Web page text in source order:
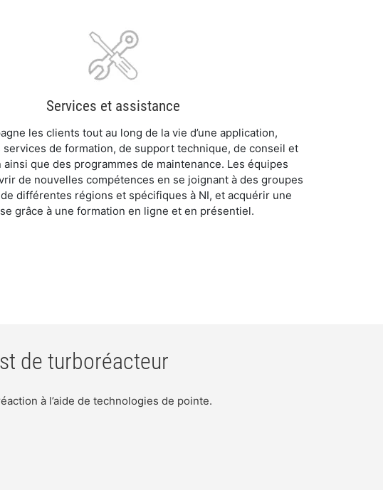
Services et assistance
les clients tout au long de la vie d’une application,
services de formation, de support technique, de conseil et
ainsi que des programmes de maintenance. Les équipes
de nouvelles compétences en se joignant à des groupes
de différentes régions et spécifiques à NI, et acquérir une
grâce à une formation en ligne et en présentiel.
de turboréacteur
à l’aide de technologies de pointe.